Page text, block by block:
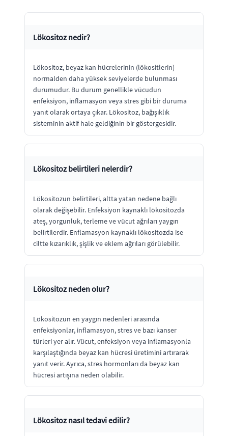
Lökositoz nedir?
Lökositoz, beyaz kan hücrelerinin (lökositlerin)
normalden daha yüksek seviyelerde bulunması
durumudur. Bu durum genellikle vücudun
enfeksiyon, inflamasyon veya stres gibi bir duruma
yanıt olarak ortaya çıkar. Lökositoz, bağışıklık
sisteminin aktif hale geldiğinin bir göstergesidir.
Lökositoz belirtileri nelerdir?
Lökositozun belirtileri, altta yatan nedene bağlı
olarak değişebilir. Enfeksiyon kaynaklı lökositozda
ateş, yorgunluk, terleme ve vücut ağrıları yaygın
belirtilerdir. Enflamasyon kaynaklı lökositozda ise
ciltte kızarıklık, şişlik ve eklem ağrıları görülebilir.
Lökositoz neden olur?
Lökositozun en yaygın nedenleri arasında
enfeksiyonlar, inflamasyon, stres ve bazı kanser
türleri yer alır. Vücut, enfeksiyon veya inflamasyonla
karşılaştığında beyaz kan hücresi üretimini artırarak
yanıt verir. Ayrıca, stres hormonları da beyaz kan
hücresi artışına neden olabilir.
Lökositoz nasıl tedavi edilir?